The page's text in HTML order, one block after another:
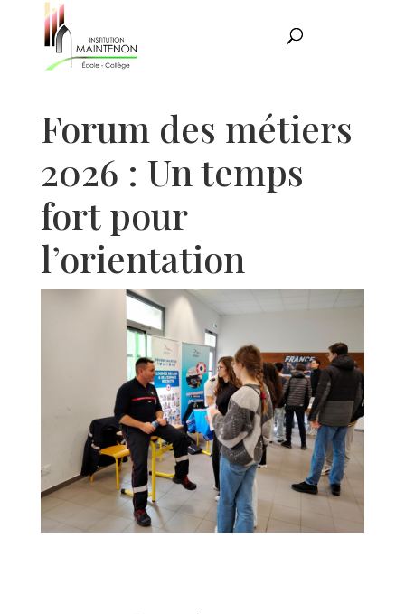
Forum des métiers
2026 : Un temps
fort pour
l’orientation